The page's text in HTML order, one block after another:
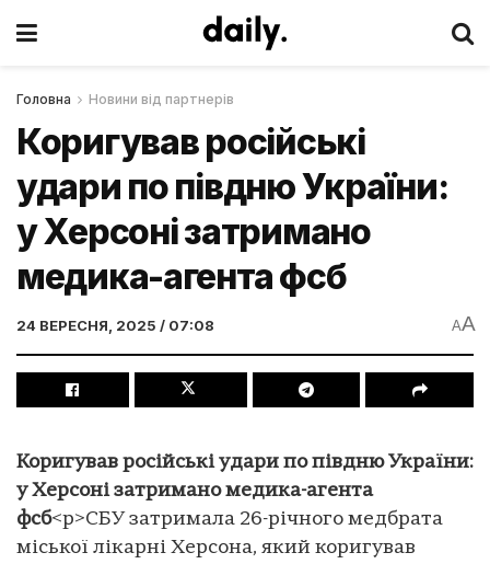
Головна Новини від партнерів
Коригував російські
удари по півдню України:
у Херсоні затримано
медика-агента фсб
24 ВЕРЕСНЯ, 2025 / 07:08 AA
Коригував російські удари по півдню України:
у Херсоні затримано медика-агента
фсб<p>СБУ затримала 26-річного медбрата
міської лікарні Херсона, який коригував